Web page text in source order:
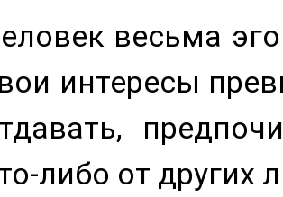
весьма
интересы
либо от других